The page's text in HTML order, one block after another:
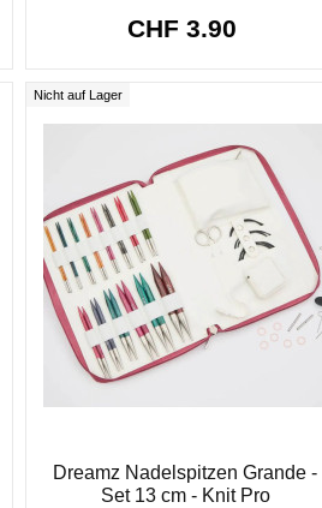
CHF 3.90
Nicht auf Lager
Dreamz Nadelspitzen Grande -
Set 13 cm - Knit Pro